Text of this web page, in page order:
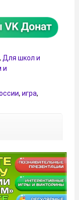
, Для школ и
и
, игра,